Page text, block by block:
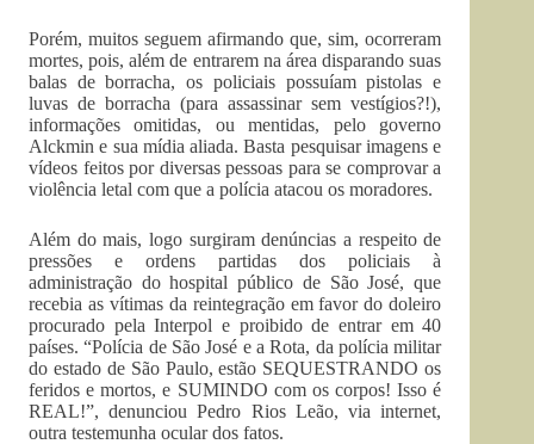
Porém, muitos seguem afirmando que, sim, ocorreram
mortes, pois, além de entrarem na área disparando suas
balas de borracha, os policiais possuíam pistolas e
luvas de borracha (para assassinar sem vestígios?!),
informações omitidas, ou mentidas, pelo governo
Alckmin e sua mídia aliada. Basta pesquisar imagens e
vídeos feitos por diversas pessoas para se comprovar a
violência letal com que a polícia atacou os moradores.
Além do mais, logo surgiram denúncias a respeito de
pressões e ordens partidas dos policiais à
administração do hospital público de São José, que
recebia as vítimas da reintegração em favor do doleiro
procurado pela Interpol e proibido de entrar em 40
países. “Polícia de São José e a Rota, da polícia militar
do estado de São Paulo, estão SEQUESTRANDO os
feridos e mortos, e SUMINDO com os corpos! Isso é
REAL!”, denunciou Pedro Rios Leão, via internet,
outra testemunha ocular dos fatos.